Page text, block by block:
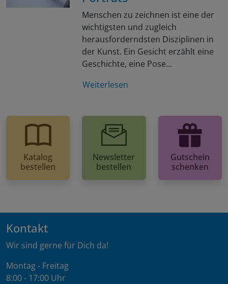
Menschen zu zeichnen ist eine der
wichtigsten und zugleich
herausforderndsten Disziplinen in
der Kunst. Ein Gesicht erzählt eine
Geschichte, eine Pose…
Weiterlesen
Katalog
bestellen
Newsletter
bestellen
Gutschein
schenken
Kontakt
Wir sind gerne für Dich da!
Montag - Freitag
8:00 - 17:00 Uhr